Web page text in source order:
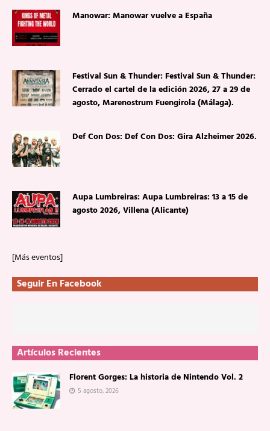
Manowar: Manowar vuelve a España
Festival Sun & Thunder: Festival Sun & Thunder:
Cerrado el cartel de la edición 2026, 27 a 29 de
agosto, Marenostrum Fuengirola (Málaga).
Def Con Dos: Def Con Dos: Gira Alzheimer 2026.
Aupa Lumbreiras: Aupa Lumbreiras: 13 a 15 de
agosto 2026, Villena (Alicante)
[Más eventos]
Seguir En Facebook
Artículos Recientes
Florent Gorges: La historia de Nintendo Vol. 2
5 agosto, 2026